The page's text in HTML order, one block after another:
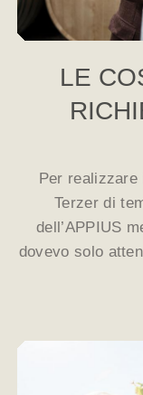
LE
Per
Terzer di
dell’APPIUS
dovevo solo